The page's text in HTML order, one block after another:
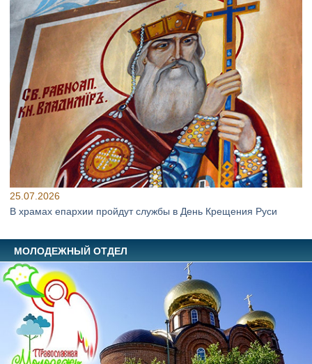
25.07.2026
В храмах епархии пройдут службы в День Крещения Руси
МОЛОДЕЖНЫЙ ОТДЕЛ